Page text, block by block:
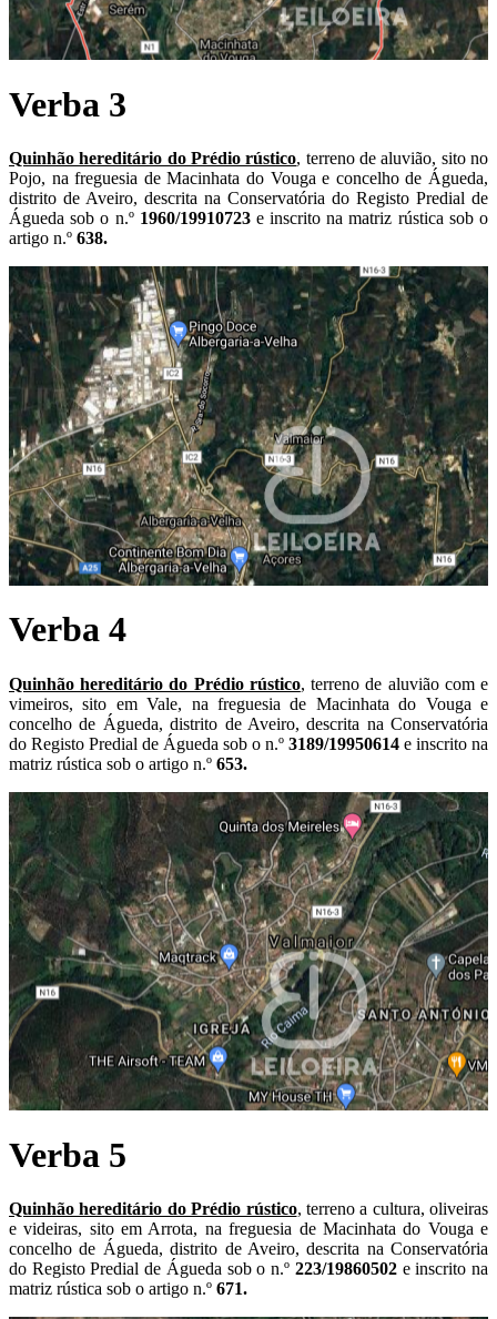
Verba 3
Quinhão hereditário do Prédio rústico, terreno de aluvião, sito no
Pojo, na freguesia de Macinhata do Vouga e concelho de Águeda,
distrito de Aveiro, descrita na Conservatória do Registo Predial de
Águeda sob o n.º 1960/19910723 e inscrito na matriz rústica sob o
artigo n.º 638.
Verba 4
Quinhão hereditário do Prédio rústico, terreno de aluvião com e
vimeiros, sito em Vale, na freguesia de Macinhata do Vouga e
concelho de Águeda, distrito de Aveiro, descrita na Conservatória
do Registo Predial de Águeda sob o n.º 3189/19950614 e inscrito na
matriz rústica sob o artigo n.º 653.
Verba 5
Quinhão hereditário do Prédio rústico, terreno a cultura, oliveiras
e videiras, sito em Arrota, na freguesia de Macinhata do Vouga e
concelho de Águeda, distrito de Aveiro, descrita na Conservatória
do Registo Predial de Águeda sob o n.º 223/19860502 e inscrito na
matriz rústica sob o artigo n.º 671.